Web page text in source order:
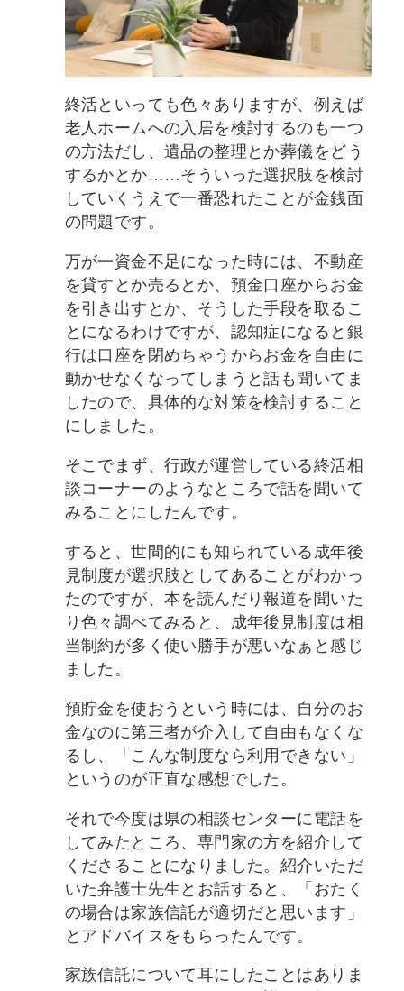
終活といっても色々ありますが、例えば
老人ホームへの入居を検討するのも一つ
の方法だし、遺品の整理とか葬儀をどう
するかとか……そういった選択肢を検討
していくうえで一番恐れたことが金銭面
の問題です。
万が一資金不足になった時には、不動産
を貸すとか売るとか、預金口座からお金
を引き出すとか、そうした手段を取るこ
とになるわけですが、認知症になると銀
行は口座を閉めちゃうからお金を自由に
動かせなくなってしまうと話も聞いてま
したので、具体的な対策を検討すること
にしました。
そこでまず、行政が運営している終活相
談コーナーのようなところで話を聞いて
みることにしたんです。
すると、世間的にも知られている成年後
見制度が選択肢としてあることがわかっ
たのですが、本を読んだり報道を聞いた
り色々調べてみると、成年後見制度は相
当制約が多く使い勝手が悪いなぁと感じ
ました。
預貯金を使おうという時には、自分のお
金なのに第三者が介入して自由もなくな
るし、「こんな制度なら利用できない」
というのが正直な感想でした。
それで今度は県の相談センターに電話を
してみたところ、専門家の方を紹介して
くださることになりました。紹介いただ
いた弁護士先生とお話すると、「おたく
の場合は家族信託が適切だと思います」
とアドバイスをもらったんです。
家族信託について耳にしたことはありま